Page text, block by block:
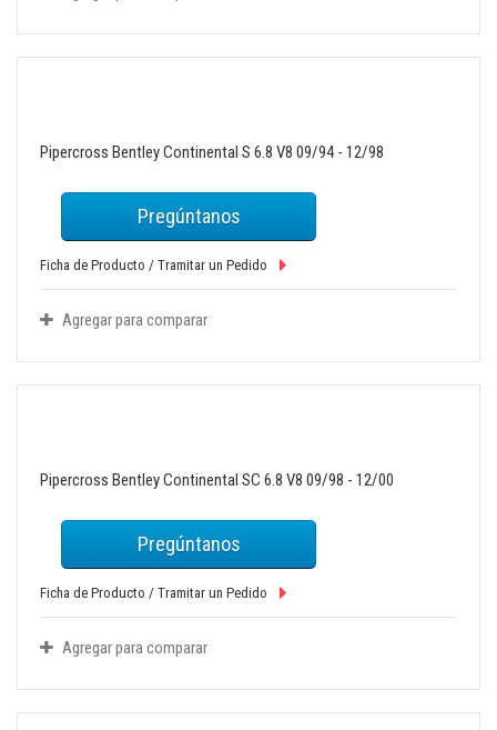
Pipercross Bentley Continental S 6.8 V8 09/94 - 12/98
Pregúntanos
Ficha de Producto / Tramitar un Pedido
Agregar para comparar
Pipercross Bentley Continental SC 6.8 V8 09/98 - 12/00
Pregúntanos
Ficha de Producto / Tramitar un Pedido
Agregar para comparar